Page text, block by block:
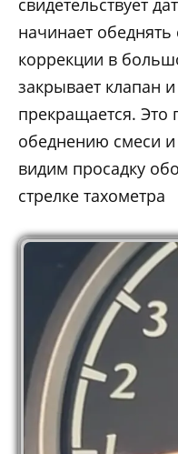
начинает
коррекции в
закрывает клапан
прекращается. Это
обеднению смеси
видим просадку
стрелке тахометра